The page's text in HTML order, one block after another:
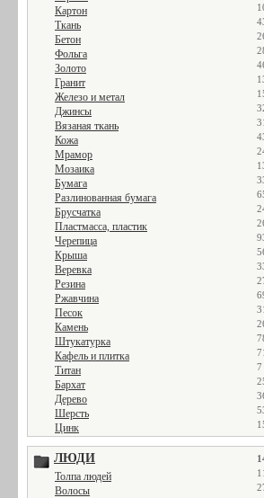
Картон
Ткань
Бетон
Фольга
Золото
Гранит
Железо и метал
Джинсы
Вязаная ткань
Кожа
Мрамор
Мозаика
Бумага
Разлинованная бумага
Брусчатка
Пластмасса, пластик
Черепица
Крыша
Веревка
Резина
Ржавчина
Песок
Камень
Штукатурка
Кафель и плитка
Титан 7
Бархат
Дерево
Шерсть
Цинк
ЛЮДИ
Толпа людей
Волосы